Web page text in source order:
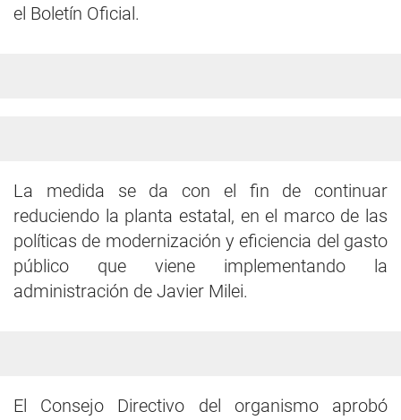
el Boletín Oficial.
La medida se da con el fin de continuar
reduciendo la planta estatal, en el marco de las
políticas de modernización y eficiencia del gasto
público que viene implementando la
administración de Javier Milei.
El Consejo Directivo del organismo aprobó